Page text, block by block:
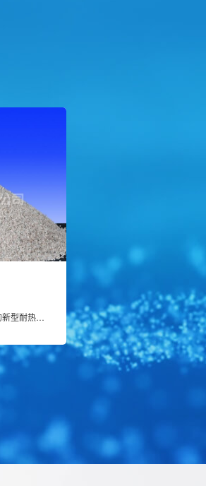
单晶电熔铝是一种抗破碎性能优异的新型耐热研磨材料，采用特殊先进工艺，以氧化铝为原料经熔炼、水解粉化加工精选而成，其颗粒是由单一晶体组成，具有良好的物理机械性能、较高的机械强度、良好的多棱切削刃及较高的硬度和韧性，产品性能优越，质量处于国际领先水平。